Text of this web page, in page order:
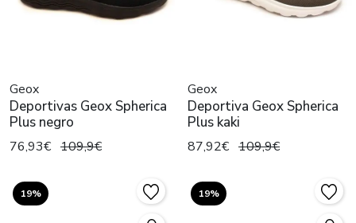
Geox
Deportivas Geox Spherica
Plus negro
76,93€ 109,9€
Geox
Deportiva Geox Spherica
Plus kaki
87,92€ 109,9€
19% 19%